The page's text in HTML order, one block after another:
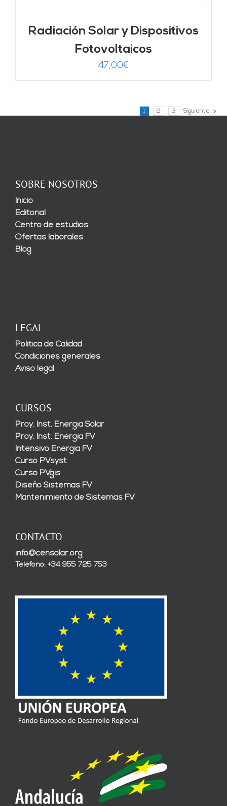
Radiación Solar y Dispositivos
Fotovoltaicos
47,00€
1 2 3 Siguiente
SOBRE NOSOTROS
Inicio
Editorial
Centro de estudios
Ofertas laborales
Blog
LEGAL
Política de Calidad
Condiciones generales
Aviso legal
CURSOS
Proy. Inst. Energía Solar
Proy. Inst. Energía FV
Intensivo Energía FV
Curso PVsyst
Curso PVgis
Diseño Sistemas FV
Mantenimiento de Sistemas FV
CONTACTO
info@censolar.org
Teléfono: +34 955 725 753